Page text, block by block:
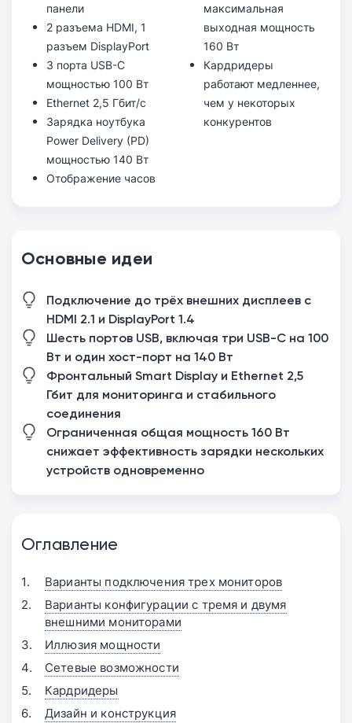
панели
2 разъема HDMI, 1
разъем DisplayPort
3 порта USB-C
мощностью 100 Вт
Ethernet 2,5 Гбит/с
Зарядка ноутбука
Power Delivery (PD)
мощностью 140 Вт
Отображение часов
максимальная
выходная мощность
160 Вт
Кардридеры
работают медленнее,
чем у некоторых
конкурентов
Основные идеи
Подключение до трёх внешних дисплеев с
HDMI 2.1 и DisplayPort 1.4
Шесть портов USB, включая три USB-C на 100
Вт и один хост-порт на 140 Вт
Фронтальный Smart Display и Ethernet 2,5
Гбит для мониторинга и стабильного
соединения
Ограниченная общая мощность 160 Вт
снижает эффективность зарядки нескольких
устройств одновременно
Оглавление
Варианты подключения трех мониторов
Варианты конфигурации с тремя и двумя
внешними мониторами
Иллюзия мощности
Сетевые возможности
Кардридеры
Дизайн и конструкция